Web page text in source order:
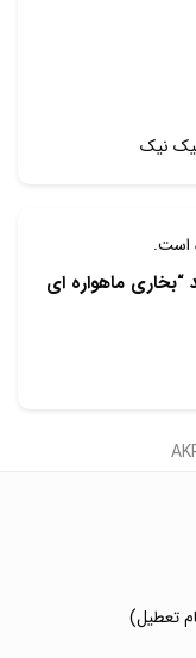
نیک
است.
ماهواره ای